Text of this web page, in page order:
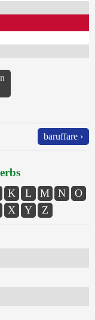
baruffare ›
K L M N
O
X Y Z